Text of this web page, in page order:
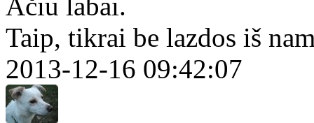
Taip, tikrai be lazdos iš
2013-12-16 09:42:07